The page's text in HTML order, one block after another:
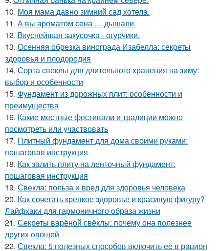
10. Моя мама давно зимний сад хотела.
11. А вы ароматом сена … дышали.
12. Вкуснейшая закусочка - огурчики.
13. Осенняя обрезка винограда Изабелла: секреты
здоровья и плодородия
14. Сорта свёклы для длительного хранения на зиму:
выбор и особенности
15. Фундамент из дорожных плит: особенности и
преимущества
16. Какие местные фестивали и традиции можно
посмотреть или участвовать
17. Плитный фундамент для дома своими руками:
пошаговая инструкция
18. Как залить плиту на ленточный фундамент:
пошаговая инструкция
19. Свекла: польза и вред для здоровья человека
20. Как сочетать крепкое здоровье и красивую фигуру?
Лайфхаки для гармоничного образа жизни
21. Секреты варёной свёклы: почему она полезнее
других овощей
22. Свекла: 5 полезных способов включить её в рацион